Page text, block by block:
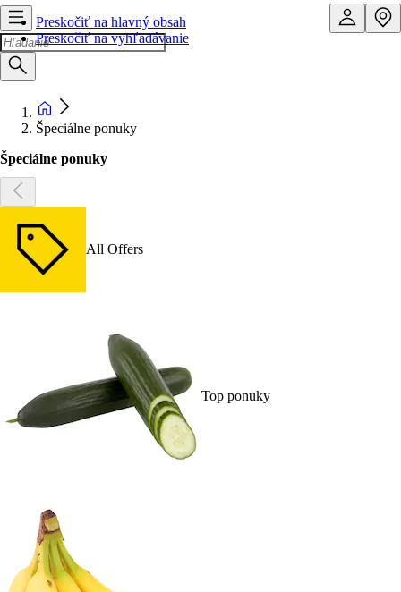
Preskočiť na hlavný obsah
Preskočiť na vyhľadávanie
Špeciálne ponuky
Špeciálne ponuky
All Offers
Top ponuky